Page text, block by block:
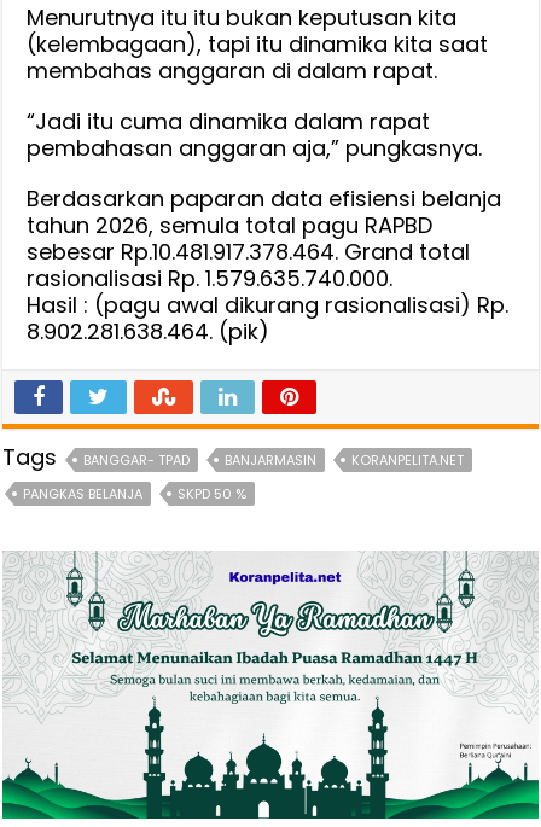
Menurutnya itu itu bukan keputusan kita
(kelembagaan), tapi itu dinamika kita saat
membahas anggaran di dalam rapat.
“Jadi itu cuma dinamika dalam rapat
pembahasan anggaran aja,” pungkasnya.
Berdasarkan paparan data efisiensi belanja
tahun 2026, semula total pagu RAPBD
sebesar Rp.10.481.917.378.464. Grand total
rasionalisasi Rp. 1.579.635.740.000.
Hasil : (pagu awal dikurang rasionalisasi) Rp.
8.902.281.638.464. (pik)
Tags BANGGAR- TPAD BANJARMASIN
KORANPELITA.NET
PANGKAS BELANJA
SKPD 50 %